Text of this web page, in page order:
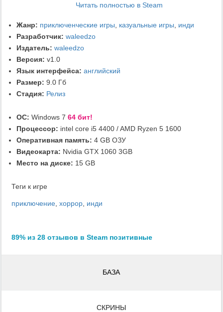
Читать полностью в Steam
Жанр: приключенческие игры казуальные игры
инди
Разработчик: waleedzo
Издатель: waleedzo
Версия: v1.0
Язык интерфейса: английский
Размер: 9.0 Гб
Стадия: Релиз
ОС: Windows 7 64 бит!
Процессор: intel core i5 4400 / AMD Ryzen 5 1600
Оперативная память: 4 GB ОЗУ
Видеокарта: Nvidia GTX 1060 3GB
Место на диске: 15 GB
Теги к игре
приключение хоррор инди
89% из 28 отзывов в Steam позитивные
БАЗА
СКРИНЫ